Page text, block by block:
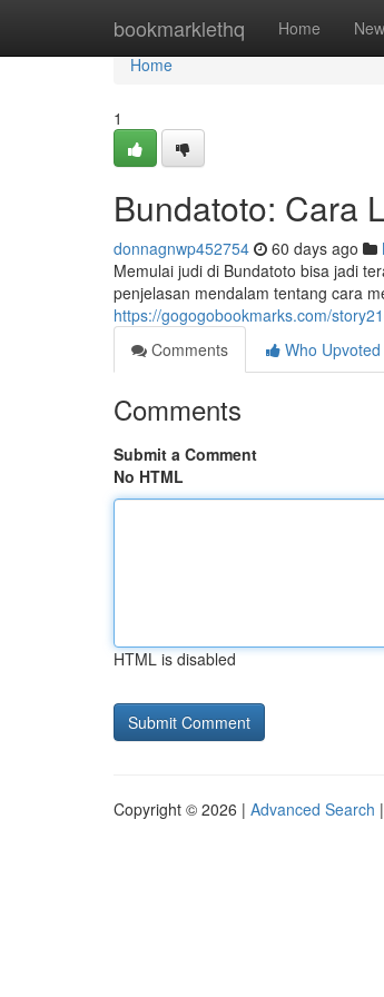
bookmarklethq Home New
Home
Home
1
Bundatoto: Cara
donnagnwp452754 60 days ago
Memulai judi di Bundatoto bisa jadi
penjelasan mendalam tentang cara
https://gogogobookmarks.com/
Comments
Who Upvoted
Comments
Submit a Comment
No HTML
HTML is disabled
Copyright © 2026 | Advanced Search |